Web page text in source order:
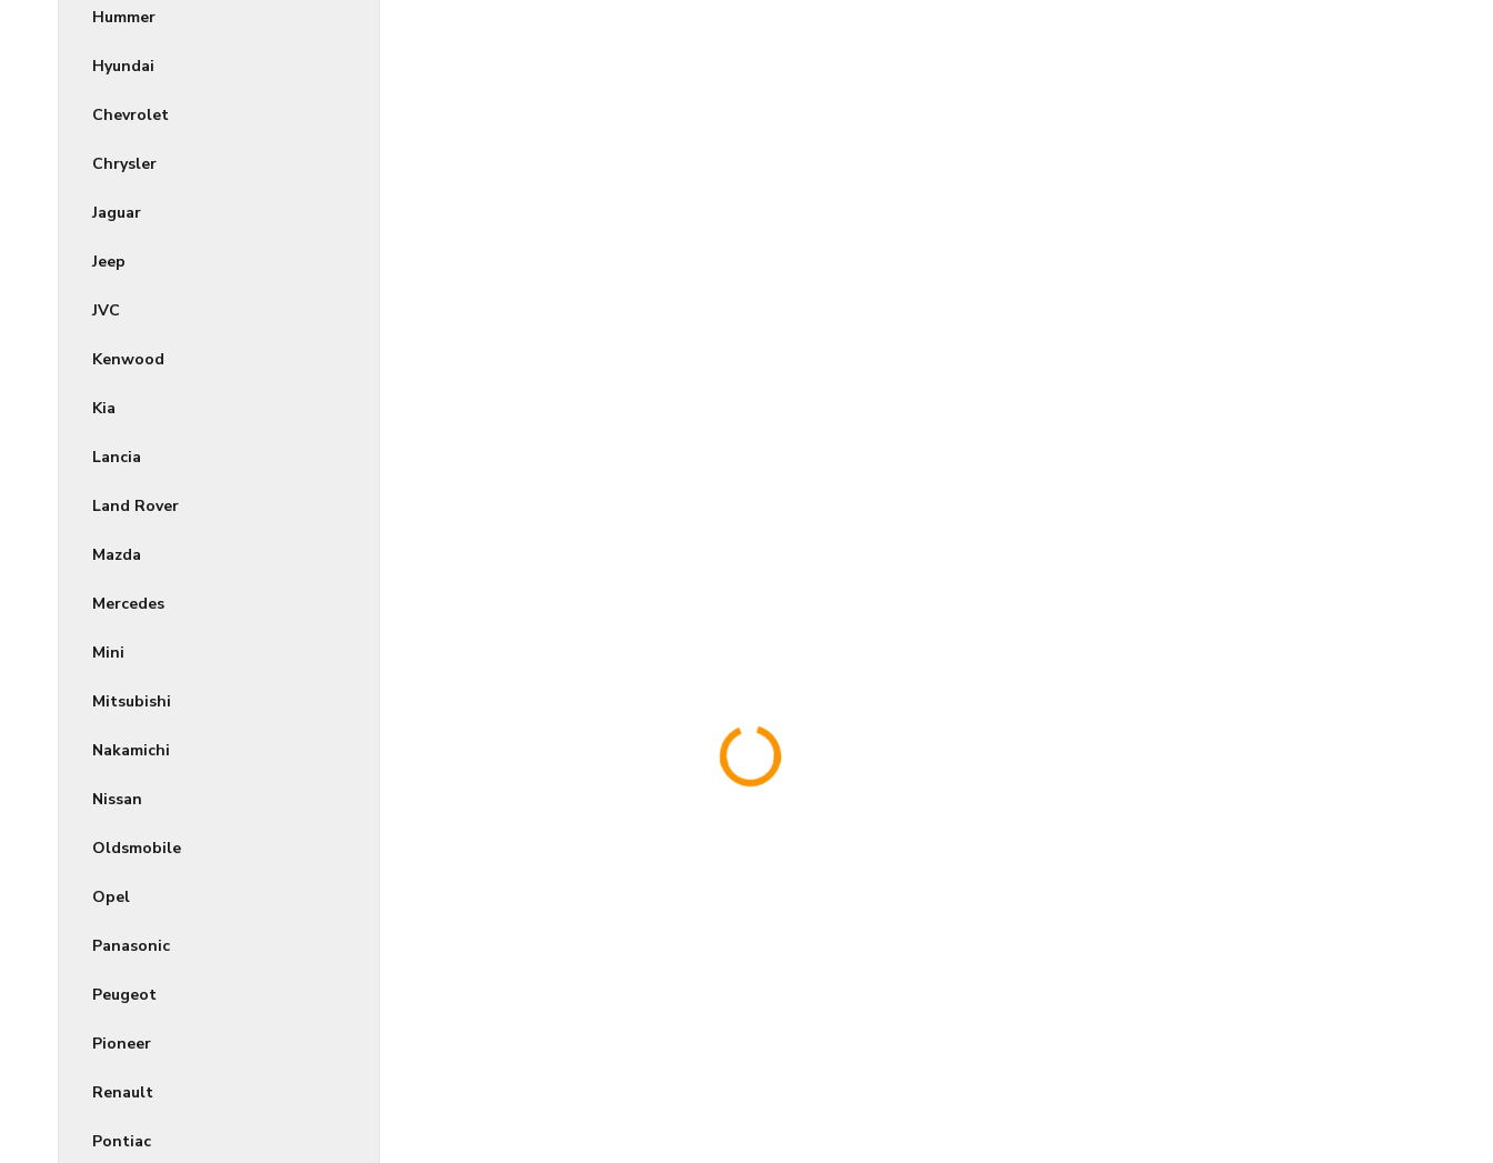
Hummer
Hyundai
Chevrolet
Chrysler
Jaguar
Jeep
JVC
Kenwood
Kia
Lancia
Land Rover
Mazda
Mercedes
Mini
Mitsubishi
Nakamichi
Nissan
Oldsmobile
Opel
Panasonic
Peugeot
Pioneer
Renault
Pontiac